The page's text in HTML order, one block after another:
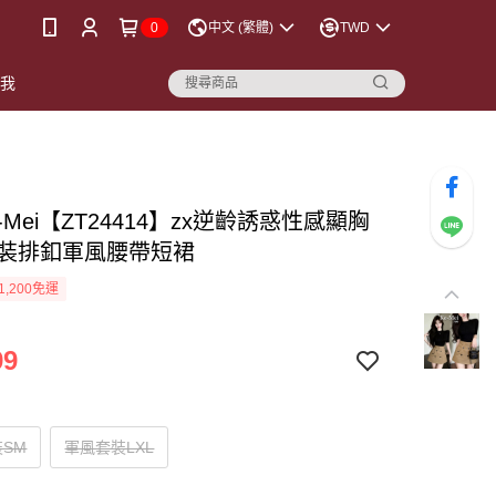
0 中文 (繁體) TWD
【ZT24414】zx逆齡誘惑性感顯胸
排釦軍風腰帶短裙
免運
SM 軍風套裝LXL